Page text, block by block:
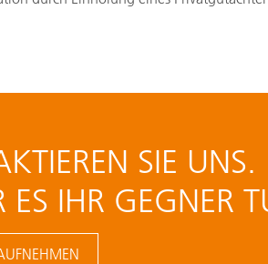
SIE UNS.
ES IHR GEGNER